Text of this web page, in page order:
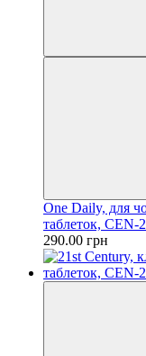
One Daily, для
таблеток, CEN-
290.00 грн